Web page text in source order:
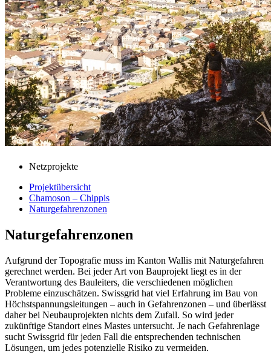
Netzprojekte
Projektübersicht
Chamoson – Chippis
Naturgefahrenzonen
Naturgefahrenzonen
Aufgrund der Topografie muss im Kanton Wallis mit Naturgefahren
gerechnet werden. Bei jeder Art von Bauprojekt liegt es in der
Verantwortung des Bauleiters, die verschiedenen möglichen
Probleme einzuschätzen. Swissgrid hat viel Erfahrung im Bau von
Höchstspannungsleitungen – auch in Gefahrenzonen – und überlässt
daher bei Neubauprojekten nichts dem Zufall. So wird jeder
zukünftige Standort eines Mastes untersucht. Je nach Gefahrenlage
sucht Swissgrid für jeden Fall die entsprechenden technischen
Lösungen, um jedes potenzielle Risiko zu vermeiden.